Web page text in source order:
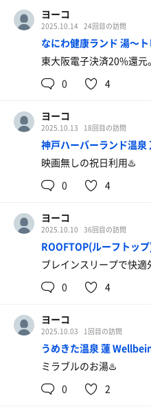
特製ちゃんぽん麺
写真が撮れて無かった
(月)(火)は体脂肪とかの
きます。
神戸みなと温泉入浴剤ゲ
ってられる。
誰も気づいてないし、ス
しょうがないのでスタッ
14℃台まで回復はしたけ
はならなかった。
後でサンダートルネード
日帰りやと薪は当たらな
優先で40分待ちとかはザ
泊まりの良いところは深
薪サウナも5回くらい入
た！
アチアチで薪のはぜる音
を見てられる。
贅沢な深夜の幸せ時間🎵
夜中3時まで満喫してた
けど、朝ごはん付きにし
ヤクルト付いてるの嬉し
やっぱり良いなぁ。
それにしても以前よりは
か無くなったし…過ごし
スデー無くなると困るか
も。
今日はグレフルDAY
偶数時間はグレープフル
す。
10時グレフル&ロータス
11時金木犀(今月のアロマ)
初めてサウナ友達を連
みたいで良かった☺️
因みに、今日でポイント
ROOFTOP色のサウナハ
は次回のお楽しみ。
ヨーコ
2025.10.14 24回目の訪問
なにわ健康ランド 湯〜
東大阪電子決済20%還元。
0
4
ヨーコ
2025.10.13 18回目の訪問
神戸ハーバーランド温泉
映画無しの祝日利用♨️
0
4
ヨーコ
2025.10.10 36回目の訪問
ROOFTOP(ルーフトッ
ブレインスリープで快適
0
4
ヨーコ
2025.10.03 1回目の訪問
うめきた温泉 蓮
ミラブルのお湯♨️
0
2